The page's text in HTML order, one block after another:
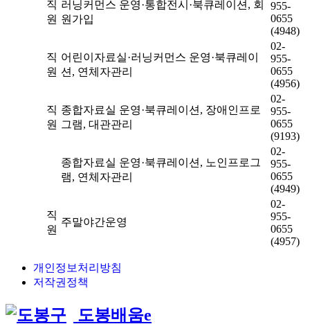
직
원
러닝커먼스 운영·통합전시·북큐레이션, 회
원가입
955-
0655
(4948)
직
원
어린이자료실·러닝커먼스 운영·북큐레이
션, 연체자관리
02-
955-
0655
(4956)
직
원
종합자료실 운영·북큐레이션, 장애인프로
그램, 대관관리
02-
955-
0655
(9193)
종합자료실 운영·북큐레이션, 노인프로그
램, 연체자관리
02-
955-
0655
(4949)
직
원
주말야간운영
02-
955-
0655
(4957)
개인정보처리방침
저작권정책
도봉배움e